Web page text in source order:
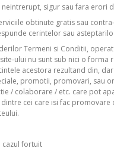
neintrerupt, sigur sau fara erori
obtinute gratis sau
cerintelor sau
Termeni si Conditii,
ului nu sunt sub nici o forma
acestora rezultand din,
promotii, promovari, sau
/ colaborare / etc. care pot
cei care isi fac promovare
cazul fortuit